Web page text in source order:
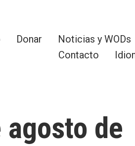
Donar Noticias y WODs
Contacto
agosto de